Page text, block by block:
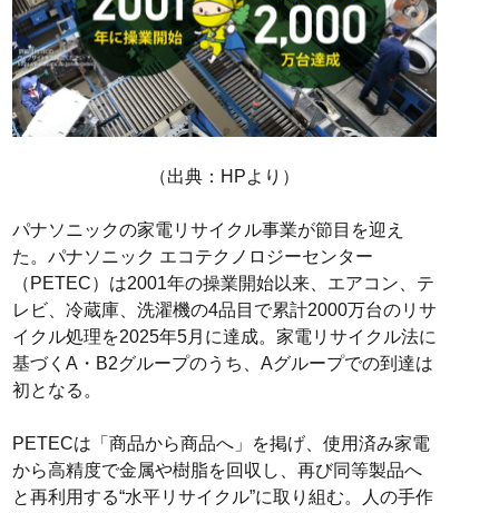
（出典：HPより）
パナソニックの家電リサイクル事業が節目を迎え
た。パナソニック エコテクノロジーセンター
（PETEC）は2001年の操業開始以来、エアコン、テ
レビ、冷蔵庫、洗濯機の4品目で累計2000万台のリサ
イクル処理を2025年5月に達成。家電リサイクル法に
基づくA・B2グループのうち、Aグループでの到達は
初となる。
PETECは「商品から商品へ」を掲げ、使用済み家電
から高精度で金属や樹脂を回収し、再び同等製品へ
と再利用する“水平リサイクル”に取り組む。人の手作